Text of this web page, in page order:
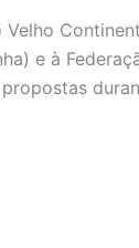
e à